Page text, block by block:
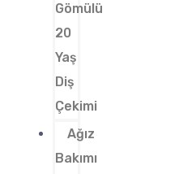
Gömülü
20
Yaş
Diş
Çekimi
Ağız
Bakımı